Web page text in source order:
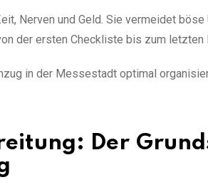
Nerven und Geld. Sie vermeidet
der ersten Checkliste bis zum letzten
in der Messestadt optimal
Der